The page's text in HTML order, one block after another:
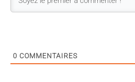
0 COMMENTAIRES